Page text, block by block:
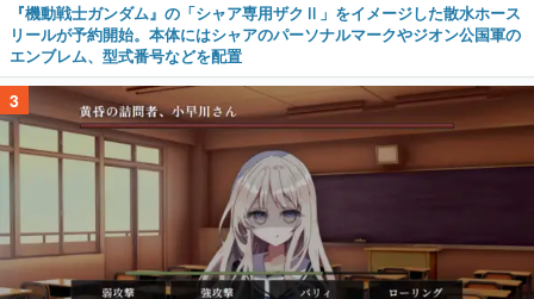
『機動戦士ガンダム』の「シャア専用ザクⅡ」をイメージした散水ホース
リールが予約開始。本体にはシャアのパーソナルマークやジオン公国軍の
エンブレム、型式番号などを配置
3